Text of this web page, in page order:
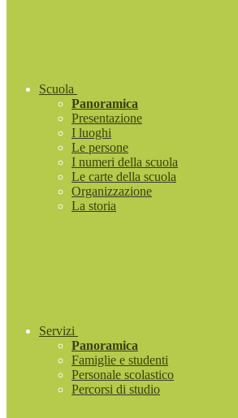
Scuola
Panoramica
Presentazione
I luoghi
Le persone
I numeri della scuola
Le carte della scuola
Organizzazione
La storia
Servizi
Panoramica
Famiglie e studenti
Personale scolastico
Percorsi di studio